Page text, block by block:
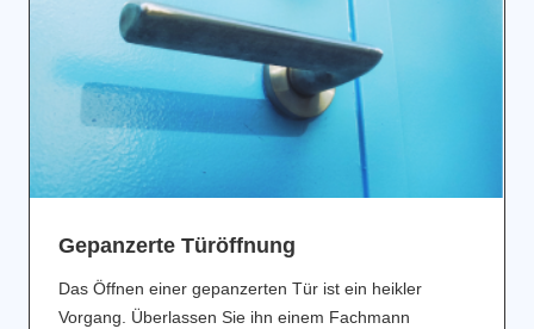
Gepanzerte Türöffnung
Das Öffnen einer gepanzerten Tür ist ein heikler
Vorgang. Überlassen Sie ihn einem Fachmann